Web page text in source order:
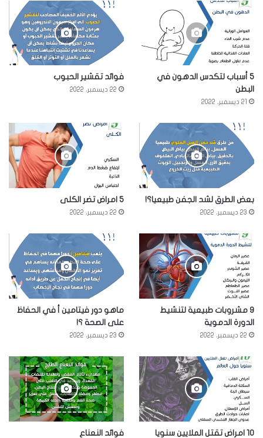
5 أسباب لتكدس الدهون في
البطن
21 ديسمبر، 2022
فوائد تقشير الحبوب
22 ديسمبر، 2022
بعض الطرق لشد الجفن طبيعيا؟!
23 ديسمبر، 2022
5 امراض تضر الكلى
22 ديسمبر، 2022
9 مشروبات طبيعية لتنشيط
الدورة الدموية
22 ديسمبر، 2022
ماهو دور فيتامين أ في الحفاظ
على الصحة ؟!
23 ديسمبر، 2022
10 امراض تقتل الملايين سنويا
فوائد النعناع